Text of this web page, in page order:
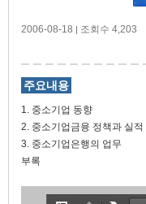
주요내용
1. 중소기업 동향
2. 중소기업금융 정책과 실적
3. 중소기업은행의 업무
부록
2006-08-18 | 조회수 4,203